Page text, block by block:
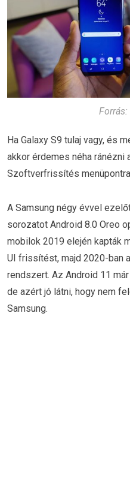
Forrás:
Ha Galaxy S9 tulaj vagy, és
akkor érdemes néha ránézni
Szoftverfrissítés
A Samsung négy évvel
sorozatot Android 8.0 Oreo
mobilok 2019 elején kapták
UI frissítést, majd 2020-ban
rendszert. Az Android 11
de azért jó látni, hogy nem
Samsung.